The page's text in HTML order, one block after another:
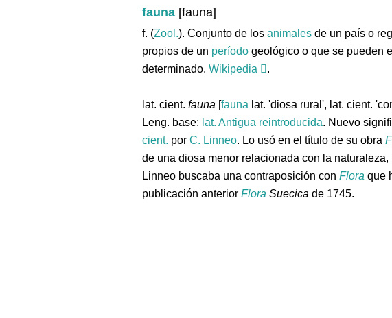
fauna [fauna]
f. (Zool.). Conjunto de los animales de un país o
propios de un período geológico o que se pueden
determinado. Wikipedia .
lat. cient. fauna [fauna lat. 'diosa rural', lat. cient.
Leng. base: lat. Antigua reintroducida. Nuevo
cient. por C. Linneo. Lo usó en el título de su obra
de una diosa menor relacionada con la
Linneo buscaba una contraposición con Flora que
publicación anterior Flora Suecica de 1745.